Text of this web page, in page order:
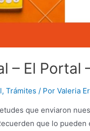
– El Portal
, Trámites / Por Valeria
que enviaron
que lo